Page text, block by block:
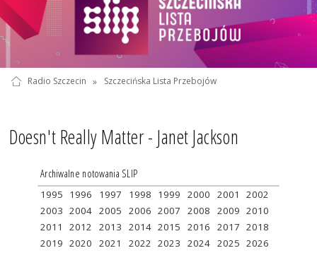
Radio Szczecin » Szczecińska Lista Przebojów
Doesn't Really Matter - Janet Jackson
Archiwalne notowania SLIP
1995 1996 1997 1998 1999 2000 2001
2002
2003 2004 2005 2006 2007 2008 2009 2010
2011
2012 2013 2014 2015 2016 2017 2018
2019 2020 2021 2022 2023 2024 2025 2026